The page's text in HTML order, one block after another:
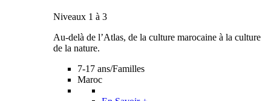
Niveaux 1 à 3
Au-delà de l’Atlas, de la culture marocaine à la culture
de la nature.
7-17 ans/Familles
Maroc